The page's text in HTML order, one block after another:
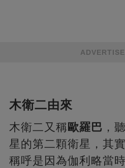
木衛二由來
木衛二又稱 歐羅巴 ，
星的第二顆衛星，其
稱呼是因為伽利略當時